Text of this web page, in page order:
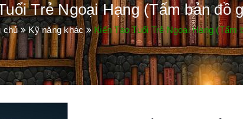
Trẻ Ngoại Hạng (Tấm bản đồ
chủ Kỹ năng khác Kiến Tạo Tuổi Trẻ Ngoại Hạng (Tấm